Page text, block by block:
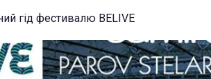
гід фестивалю BELIVE